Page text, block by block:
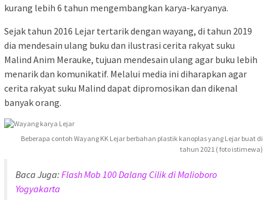
kurang lebih 6 tahun mengembangkan karya-karyanya.
Sejak tahun 2016 Lejar tertarik dengan wayang, di tahun 2019
dia mendesain ulang buku dan ilustrasi cerita rakyat suku
Malind Anim Merauke, tujuan mendesain ulang agar buku lebih
menarik dan komunikatif. Melalui media ini diharapkan agar
cerita rakyat suku Malind dapat dipromosikan dan dikenal
banyak orang.
Beberapa contoh Wayang KK Lejar berbahan plastik kanoplas yang Lejar buat di
tahun 2021 ( foto istimewa)
Baca Juga: Flash Mob 100 Dalang Cilik di Malioboro
Yogyakarta